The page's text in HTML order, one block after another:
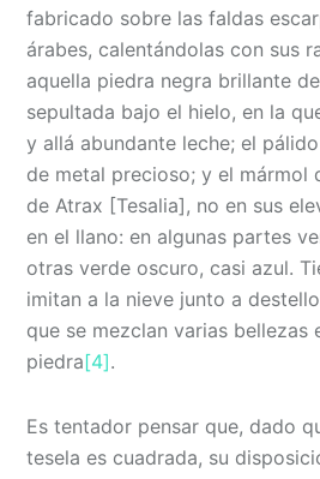
fabricado sobre las faldas
árabes, calentándolas con sus
aquella piedra negra brillante
sepultada bajo el hielo, en la
y allá abundante leche; el
de metal precioso; y el mármol
de Atrax [Tesalia], no en sus
en el llano: en algunas partes
otras verde oscuro, casi azul.
imitan a la nieve junto a
que se mezclan varias bellezas
piedra[4].
Es tentador pensar que, dado
tesela es cuadrada, su